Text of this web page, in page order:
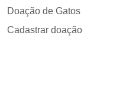
Doação de Gatos
Cadastrar doação